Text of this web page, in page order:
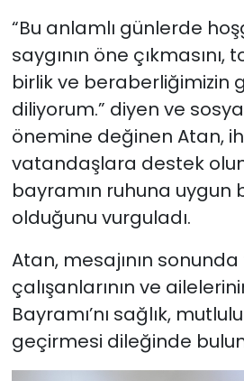
“Bu anlamlı günlerde
saygının öne
birlik ve beraberliğimizin
diliyorum.” diyen ve
önemine değinen Atan,
vatandaşlara destek
bayramın ruhuna uygun
olduğunu vurguladı.
Atan, mesajının
çalışanlarının ve
Bayramı’nı sağlık,
geçirmesi dileğinde